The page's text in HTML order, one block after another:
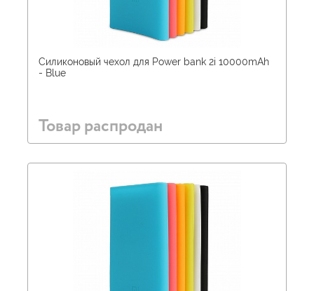
Силиконовый чехол для Power bank 2i 10000mAh
- Blue
Товар распродан